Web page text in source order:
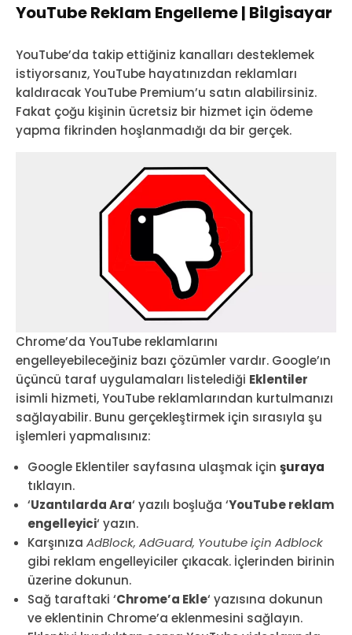
YouTube Reklam Engelleme | Bilgisayar
YouTube’da takip ettiğiniz kanalları desteklemek
istiyorsanız, YouTube hayatınızdan reklamları
kaldıracak YouTube Premium’u satın alabilirsiniz.
Fakat çoğu kişinin ücretsiz bir hizmet için ödeme
yapma fikrinden hoşlanmadığı da bir gerçek.
Chrome’da YouTube reklamlarını
engelleyebileceğiniz bazı çözümler vardır. Google’ın
üçüncü taraf uygulamaları listelediği Eklentiler
isimli hizmeti, YouTube reklamlarından kurtulmanızı
sağlayabilir. Bunu gerçekleştirmek için sırasıyla şu
işlemleri yapmalısınız:
Google Eklentiler sayfasına ulaşmak için şuraya
tıklayın.
‘Uzantılarda Ara‘ yazılı boşluğa ‘YouTube reklam
engelleyici‘ yazın.
Karşınıza AdBlock, AdGuard, Youtube için Adblock
gibi reklam engelleyiciler çıkacak. İçlerinden birinin
üzerine dokunun.
Sağ taraftaki ‘Chrome’a Ekle‘ yazısına dokunun
ve eklentinin Chrome’a eklenmesini sağlayın.